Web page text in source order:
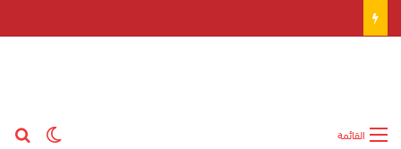
القائمة